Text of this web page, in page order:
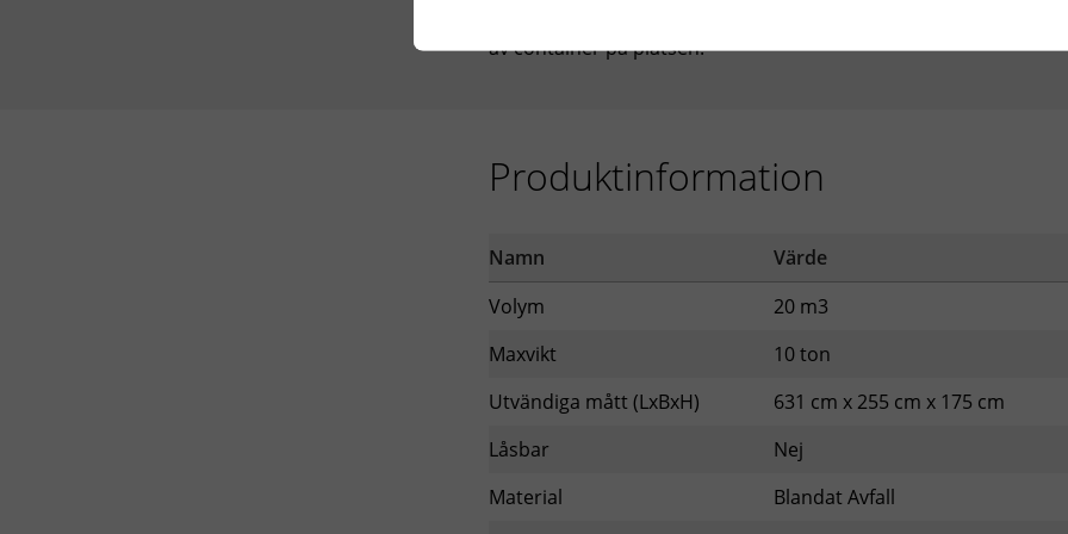
av container på platsen.
Produktinformation
Namn
Värde
Volym
20 m3
Maxvikt
10 ton
Utvändiga mått (LxBxH)
631 cm x 255 cm x 175 cm
Låsbar
Nej
Material
Blandat Avfall